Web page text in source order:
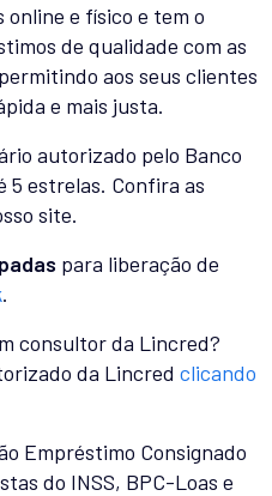
e físico e tem o
de qualidade com as
aos seus clientes
e mais justa.
autorizado pelo Banco
5 estrelas. Confira as
site.
para liberação de
.
consultor da Lincred?
da Lincred clicando
Empréstimo Consignado
do INSS, BPC-Loas e